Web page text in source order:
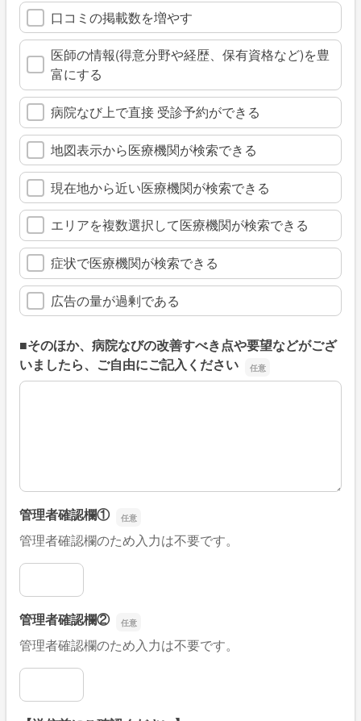
口コミの掲載数を増やす
医師の情報(得意分野や経歴、保有資格など)を豊
富にする
病院なび上で直接 受診予約ができる
地図表示から医療機関が検索できる
現在地から近い医療機関が検索できる
エリアを複数選択して医療機関が検索できる
症状で医療機関が検索できる
広告の量が過剰である
■そのほか、病院なびの改善すべき点や要望などがござ
いましたら、ご自由にご記入ください
■そのほか、病院なびの改善すべき点や要望などがござい
管理者確認欄①
管理者確認欄のため入力は不要です。
管理者確認欄①
管理者確認欄②
管理者確認欄のため入力は不要です。
管理者確認欄②